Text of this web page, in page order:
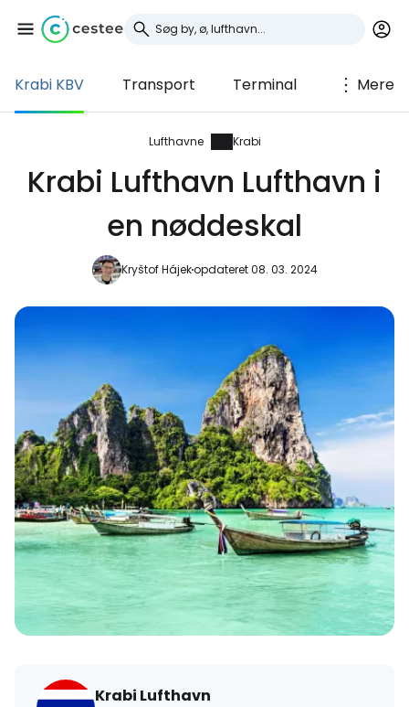
Krabi KBV Transport Terminal Mere
Lufthavne Krabi
Krabi Lufthavn Lufthavn i
en nøddeskal
Kryštof Hájekopdateret 08. 03. 2024
Krabi Lufthavn
Log ind på Cestee
... det verdensomspændende
rejsefællesskab
Fortsæt med Google
Fortsæt med e-mail